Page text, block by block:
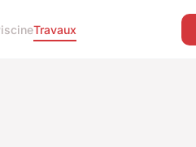
Travaux